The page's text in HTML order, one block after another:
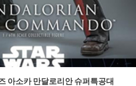
아소카 만달로리안 슈퍼특공대